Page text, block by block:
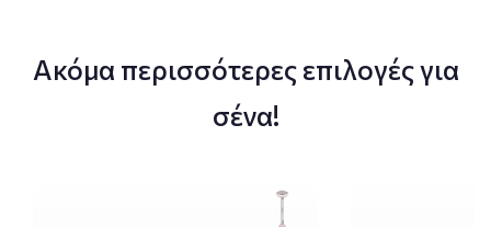
Ακόμα περισσότερες επιλογές για
σένα!